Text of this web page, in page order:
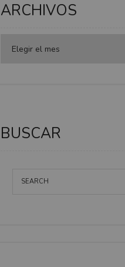
ARCHIVOS
BUSCAR